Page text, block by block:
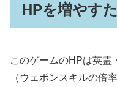
HPを増やす
このゲームのHPは英霊
（ウェポンスキルの倍